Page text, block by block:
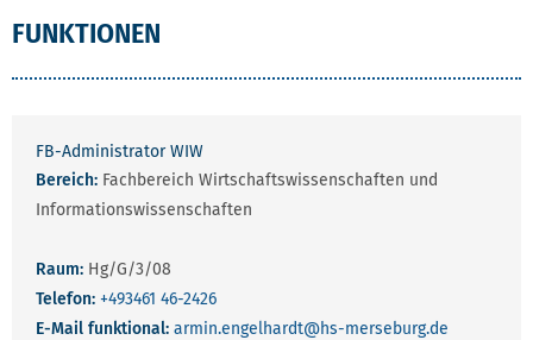
FUNKTIONEN
FB-Administrator WIW
Bereich: Fachbereich Wirtschaftswissenschaften und
Informationswissenschaften
Raum: Hg/G/3/08
Telefon: +493461 46-2426
E-Mail funktional: armin.engelhardt@hs-merseburg.de